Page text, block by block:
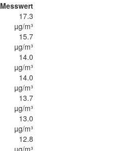
Messwert
17.3
µg/m³
15.7
µg/m³
14.0
µg/m³
14.0
µg/m³
13.7
µg/m³
13.0
µg/m³
12.8
µg/m³